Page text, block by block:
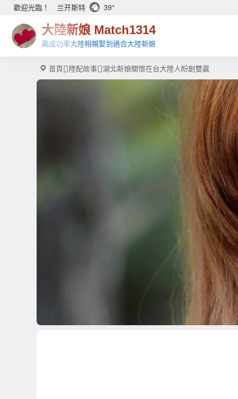
歡迎光臨！ 兰开斯特 39°
大陸新娘 Match1314
高成功率大陸相親娶到適合大陸新娘
首頁 陸配故事 湖北新娘關懷在台大陸人盼創雙贏